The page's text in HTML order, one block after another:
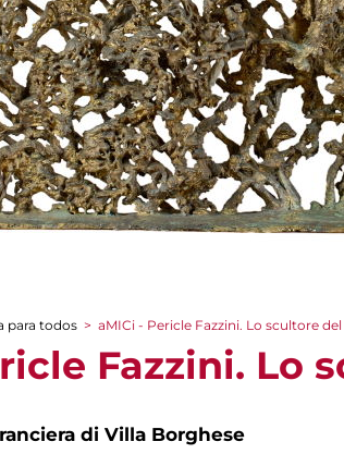
para todos > aMICi - Pericle Fazzini. Lo scultore
Fazzini. Lo
di Villa Borghese